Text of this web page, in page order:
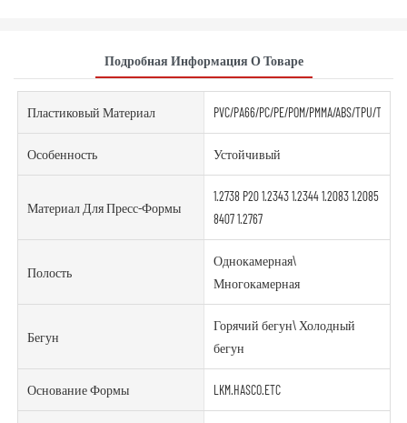
Подробная Информация О Товаре
Пластиковый Материал PVC/PA66/PC/PE/POM/PMMA/ABS/TPU/TPE/
Особенность Устойчивый
Материал Для Пресс-Формы
1.2738 P20 1.2343 1.2344 1.2083 1.2085
8407 1.2767
Полость
Однокамерная\
Многокамерная
Бегун
Горячий бегун\ Холодный
бегун
Основание Формы LKM.HASCO.ETC